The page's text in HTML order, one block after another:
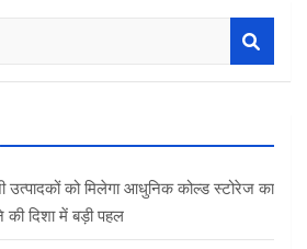
को मिलेगा आधुनिक कोल्ड स्टोरेज का
की दिशा में बड़ी पहल